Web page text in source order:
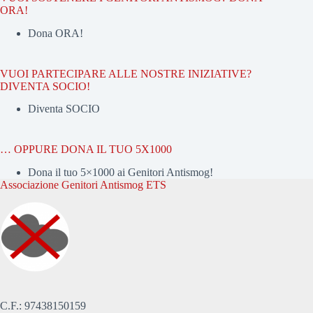
ORA!
Dona ORA!
VUOI PARTECIPARE ALLE NOSTRE INIZIATIVE?
DIVENTA SOCIO!
Diventa SOCIO
… OPPURE DONA IL TUO 5X1000
Dona il tuo 5×1000 ai Genitori Antismog!
Associazione Genitori Antismog ETS
C.F.: 97438150159